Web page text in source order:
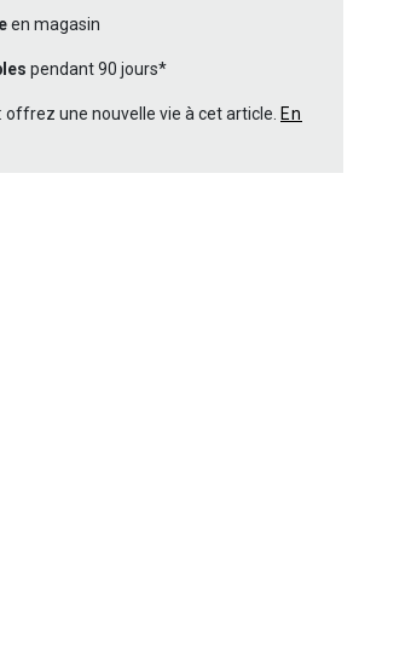
en magasin
pendant 90 jours*
: offrez une nouvelle vie à cet article. En